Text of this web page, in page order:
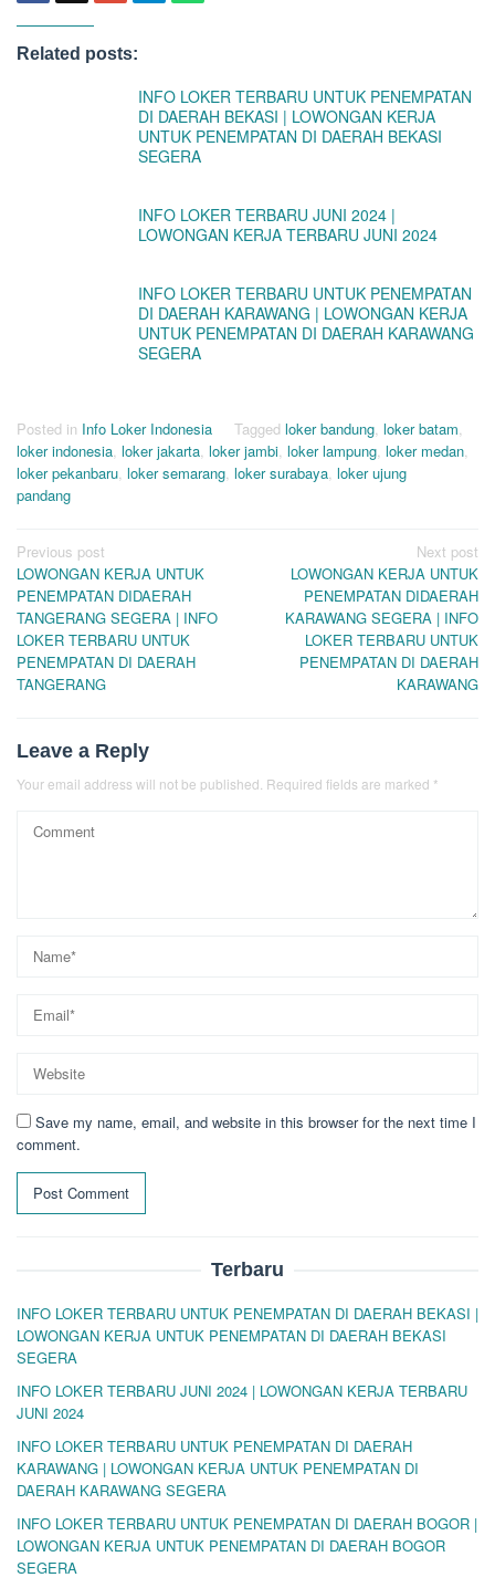
Related posts:
INFO LOKER TERBARU UNTUK PENEMPATAN
DI DAERAH BEKASI | LOWONGAN KERJA
UNTUK PENEMPATAN DI DAERAH BEKASI
SEGERA
INFO LOKER TERBARU JUNI 2024 |
LOWONGAN KERJA TERBARU JUNI 2024
INFO LOKER TERBARU UNTUK PENEMPATAN
DI DAERAH KARAWANG | LOWONGAN KERJA
UNTUK PENEMPATAN DI DAERAH KARAWANG
SEGERA
Posted in Info Loker Indonesia Tagged loker bandung, loker batam,
loker indonesia, loker jakarta, loker jambi, loker lampung, loker medan,
loker pekanbaru, loker semarang, loker surabaya, loker ujung
pandang
Post
navigation
Previous post
LOWONGAN KERJA UNTUK
PENEMPATAN DIDAERAH
TANGERANG SEGERA | INFO
LOKER TERBARU UNTUK
PENEMPATAN DI DAERAH
TANGERANG
Next post
LOWONGAN KERJA UNTUK
PENEMPATAN DIDAERAH
KARAWANG SEGERA | INFO
LOKER TERBARU UNTUK
PENEMPATAN DI DAERAH
KARAWANG
Leave a Reply
Your email address will not be published. Required fields are marked *
Save my name, email, and website in this browser for the next time I
comment.
Terbaru
INFO LOKER TERBARU UNTUK PENEMPATAN DI DAERAH BEKASI |
LOWONGAN KERJA UNTUK PENEMPATAN DI DAERAH BEKASI
SEGERA
INFO LOKER TERBARU JUNI 2024 | LOWONGAN KERJA TERBARU
JUNI 2024
INFO LOKER TERBARU UNTUK PENEMPATAN DI DAERAH
KARAWANG | LOWONGAN KERJA UNTUK PENEMPATAN DI
DAERAH KARAWANG SEGERA
INFO LOKER TERBARU UNTUK PENEMPATAN DI DAERAH BOGOR |
LOWONGAN KERJA UNTUK PENEMPATAN DI DAERAH BOGOR
SEGERA